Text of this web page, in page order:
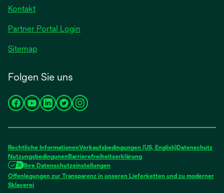
Kontakt
Partner Portal Login
Sitemap
Folgen Sie uns
wird
neuen
Registerkarte
geöffnet
wird
neuen
Registerkarte
geöffnet
wird
neuen
Registerkarte
geöffnet
wird
neuen
Registerkarte
geöffnet
wird
neuen
Registerkarte
geöffnet
Rechtliche InformationenVerkaufsbedingungen (US, English)Datenschutz
NutzungsbedingunenBarrierefreiheitserklärung
Ihre Datenschutzeinstellungen
Offenlegungen zur Transparenz in unseren Lieferketten und zu moderner
Sklavereiwird